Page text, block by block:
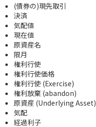
(債券の)現先取引
決済
気配値
現在値
原資産名
限月
権利行使
権利行使価格
権利行使 (Exercise)
権利放棄 (abandon)
原資産 (Underlying Asset)
気配
経過利子